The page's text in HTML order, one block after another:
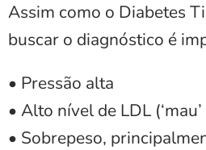
Assim como o Diabetes
buscar o diagnóstico é
• Pressão alta
• Alto nível de LDL
• Sobrepeso,